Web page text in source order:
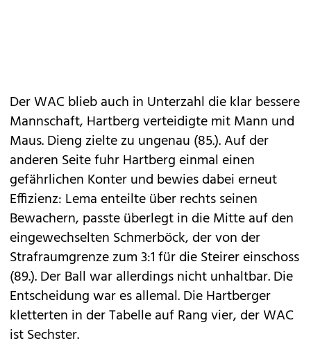
Der WAC blieb auch in Unterzahl die klar bessere
Mannschaft, Hartberg verteidigte mit Mann und
Maus. Dieng zielte zu ungenau (85.). Auf der
anderen Seite fuhr Hartberg einmal einen
gefährlichen Konter und bewies dabei erneut
Effizienz: Lema enteilte über rechts seinen
Bewachern, passte überlegt in die Mitte auf den
eingewechselten Schmerböck, der von der
Strafraumgrenze zum 3:1 für die Steirer einschoss
(89.). Der Ball war allerdings nicht unhaltbar. Die
Entscheidung war es allemal. Die Hartberger
kletterten in der Tabelle auf Rang vier, der WAC
ist Sechster.